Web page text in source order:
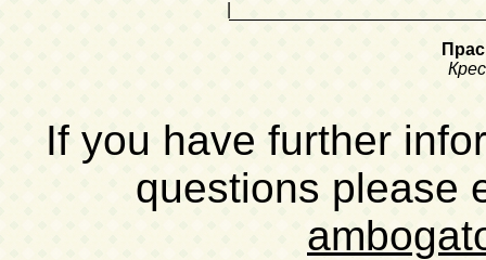
If you have further
questions please